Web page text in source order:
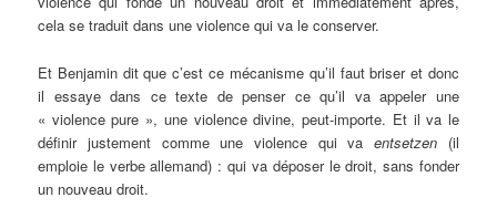
cela se traduit dans une violence qui va le conserver.
Et Benjamin dit que c’est ce mécanisme qu’il faut briser et donc
il essaye dans ce texte de penser ce qu’il va appeler une
« violence pure », une violence divine, peut-importe. Et il va le
définir justement comme une violence qui vaentsetzen (il
emploie le verbe allemand) : qui va déposer le droit, sans fonder
un nouveau droit.